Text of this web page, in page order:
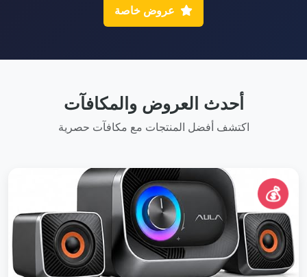
عروض خاصة
أحدث العروض والمكافآت
اكتشف أفضل المنتجات مع مكافآت حصرية
💰